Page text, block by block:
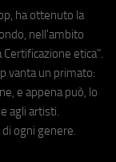
ha ottenuto la
nell'ambito
etica".
vanta un primato:
e appena può, lo
agli artisti.
ogni genere.